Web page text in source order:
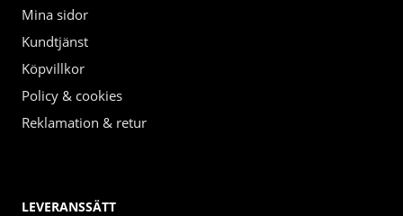
Mina sidor
Kundtjänst
Köpvillkor
Policy & cookies
Reklamation & retur
LEVERANSSÄTT